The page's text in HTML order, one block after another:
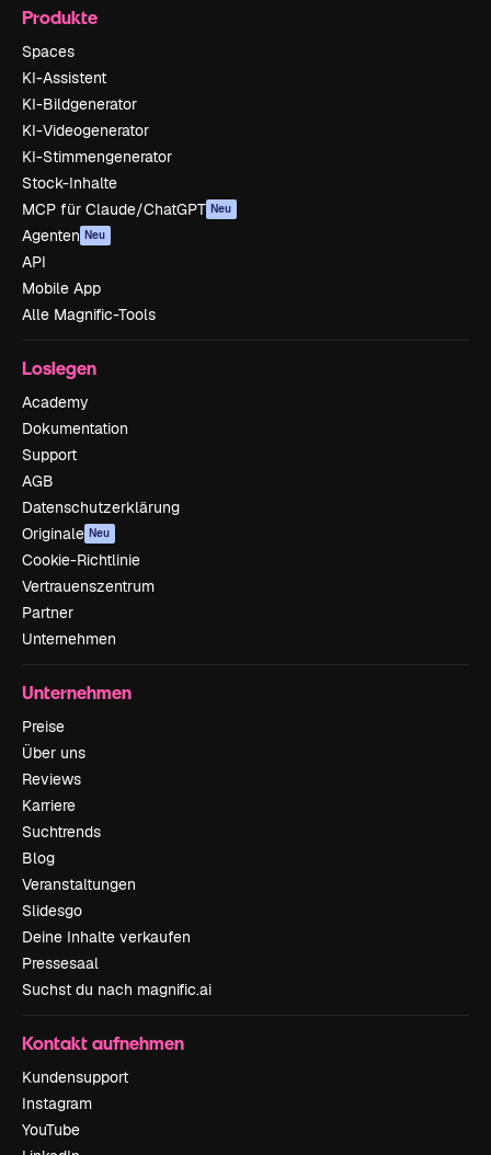
Produkte
Spaces
KI-Assistent
KI-Bildgenerator
KI-Videogenerator
KI-Stimmengenerator
Stock-Inhalte
MCP für Claude/ChatGPT Neu
Agenten Neu
API
Mobile App
Alle Magnific-Tools
Loslegen
Academy
Dokumentation
Support
AGB
Datenschutzerklärung
Originale Neu
Cookie-Richtlinie
Vertrauenszentrum
Partner
Unternehmen
Unternehmen
Preise
Über uns
Reviews
Karriere
Suchtrends
Blog
Veranstaltungen
Slidesgo
Deine Inhalte verkaufen
Pressesaal
Suchst du nach magnific.ai
Kontakt aufnehmen
Kundensupport
Instagram
YouTube